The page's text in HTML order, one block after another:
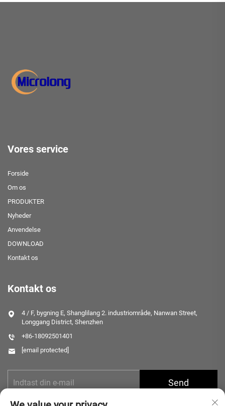
Vores service
Forside
Om os
PRODUKTER
Nyheder
Anvendelse
DOWNLOAD
Kontakt os
Kontakt os
4 / F, bygning E, Shanglilang 2. industriområde, Nanwan Street,
Longgang District, Shenzhen
+86-18092501401
[email protected]
Send